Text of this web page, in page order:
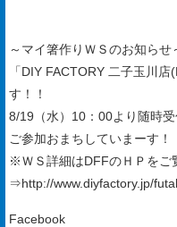
～マイ箸作りＷＳのお知らせ
「DIY FACTORY 二子玉川
す！！
8/19（水）10：00より随時
ご参加おまちしていまーす！
※ＷＳ詳細はDFFのＨＰをご
⇒http://www.diyfactory.jp/
Facebook